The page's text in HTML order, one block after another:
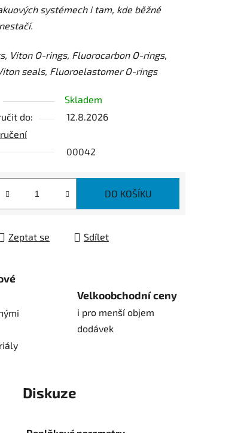
systémech i tam, kde běžné
Viton O-rings, Fluorocarbon O-rings,
seals, Fluoroelastomer O-rings
Skladem
do:
12.8.2026
00042
DO KOŠÍKU
Zeptat se Sdílet
Velkoobchodní ceny
i pro menší objem
dodávek
Diskuze